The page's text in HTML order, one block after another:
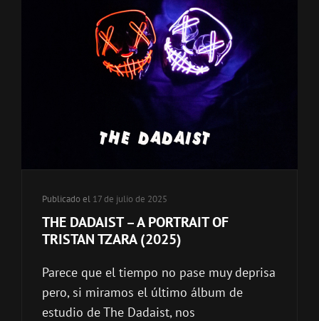
Publicado el 17 de julio de 2025
THE DADAIST – A PORTRAIT OF
TRISTAN TZARA (2025)
Parece que el tiempo no pase muy deprisa
pero, si miramos el último álbum de
estudio de The Dadaist, nos